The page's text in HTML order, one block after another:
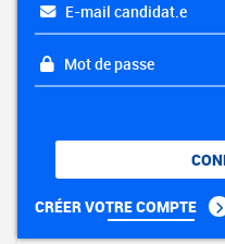
E-mail candidat.e
Mot de passe
CRÉER VOTRE COMPTE